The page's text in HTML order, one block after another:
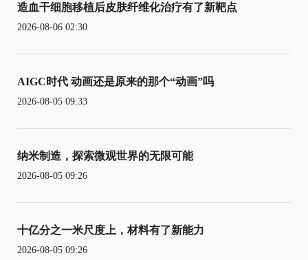
造血干细胞移植后皮肤纤维化治疗有了新靶点
2026-08-06 02:30
AIGC时代 动画还是原来的那个“动画”吗
2026-08-05 09:33
纳米制造，探索微观世界的无限可能
2026-08-05 09:26
十亿分之一米尺度上，材料有了新能力
2026-08-05 09:26